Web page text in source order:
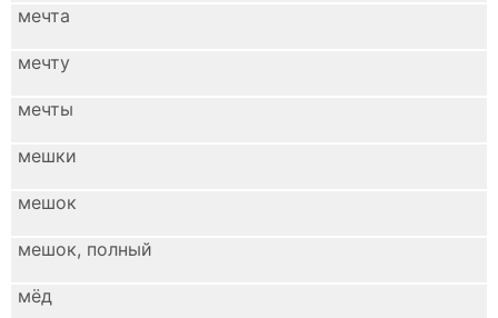
мечта
мечту
мечты
мешки
мешок
мешок, полный
мёд